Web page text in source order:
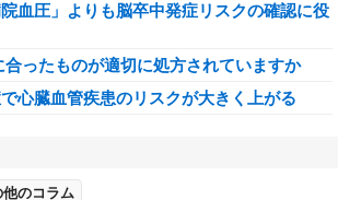
院血圧」よりも脳卒中発症リスクの確認に役
ったものが適切に処方されていますか
心臓血管疾患のリスクが大きく上がる
他のコラム